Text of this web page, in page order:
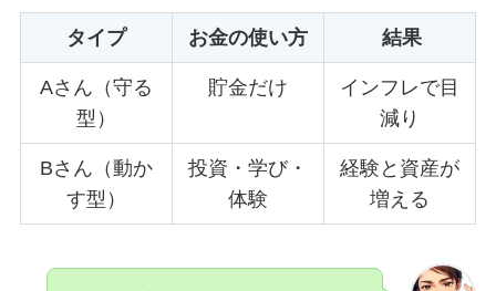
タイプ お金の使い方 結果
Aさん（守る
型）
貯金だけ
インフレで目
減り
Bさん（動か
す型）
投資・学び・
体験
経験と資産が
増える